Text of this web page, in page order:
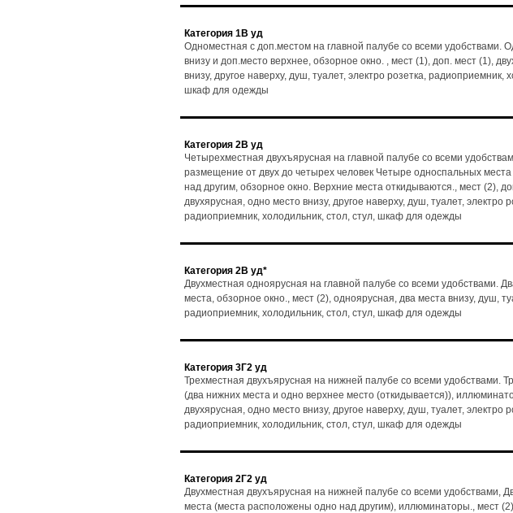
Категория 1В уд
Одноместная с доп.местом на главной палубе со всеми удобствами.
внизу и доп.место верхнее, обзорное окно. , мест (1), доп. мест (1),
внизу, другое наверху, душ, туалет, электро розетка, радиоприемник,
шкаф для одежды
Категория 2В уд
Четырехместная двухъярусная на главной палубе со всеми
размещение от двух до четырех человек Четыре односпальных
над другим, обзорное окно. Верхние места откидываются., мест (2),
двухярусная, одно место внизу, другое наверху, душ, туалет, электро
радиоприемник, холодильник, стол, стул, шкаф для одежды
Категория 2В уд*
Двухместная одноярусная на главной палубе со всеми удобствами.
места, обзорное окно., мест (2), одноярусная, два места внизу, душ,
радиоприемник, холодильник, стол, стул, шкаф для одежды
Категория 3Г2 уд
Трехместная двухъярусная на нижней палубе со всеми удобствами.
(два нижних места и одно верхнее место (откидывается)),
двухярусная, одно место внизу, другое наверху, душ, туалет, электро
радиоприемник, холодильник, стол, стул, шкаф для одежды
Категория 2Г2 уд
Двухместная двухъярусная на нижней палубе со всеми удобствами,
места (места расположены одно над другим), иллюминаторы., мест